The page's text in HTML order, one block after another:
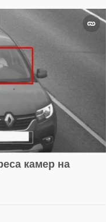
камер на